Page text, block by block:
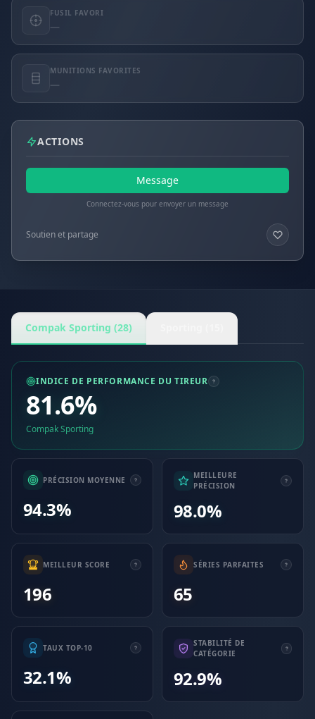
FUSIL FAVORI
—
MUNITIONS FAVORITES
—
ACTIONS
Message
Connectez-vous pour envoyer un message
Soutien et partage
Compak Sporting (28)
INDICE DE PERFORMANCE DU TIREUR
81.6%
Compak Sporting
PRÉCISION MOYENNE
94.3%
MEILLEURE
PRÉCISION
98.0%
MEILLEUR SCORE
196
SÉRIES PARFAITES
65
TAUX TOP-10
32.1%
STABILITÉ DE
CATÉGORIE
92.9%